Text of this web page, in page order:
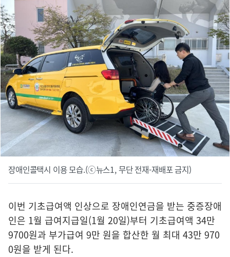
장애인콜택시 이용 모습.(ⓒ뉴스1, 무단 전재-재배포 금지)
이번 기초급여액 인상으로 장애인연금을 받는 중증장애
인은 1월 급여지급일(1월 20일)부터 기초급여액 34만
9700원과 부가급여 9만 원을 합산한 월 최대 43만 970
0원을 받게 된다.